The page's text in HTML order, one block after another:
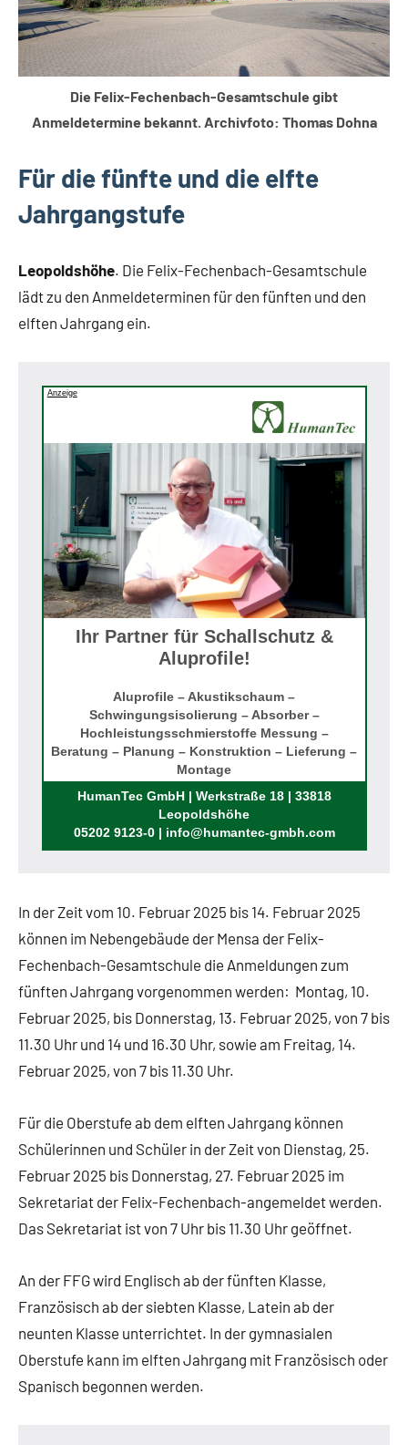
Die Felix-Fechenbach-Gesamtschule gibt
Anmeldetermine bekannt. Archivfoto: Thomas Dohna
Für die fünfte und die elfte
Jahrgangstufe
Leopoldshöhe. Die Felix-Fechenbach-Gesamtschule
lädt zu den Anmeldeterminen für den fünften und den
elften Jahrgang ein.
Anzeige
Ihr Partner für Schallschutz &
Aluprofile!
Aluprofile – Akustikschaum –
Schwingungsisolierung – Absorber –
Hochleistungsschmierstoffe Messung –
Beratung – Planung – Konstruktion – Lieferung –
Montage
Rufen Sie uns an!
HumanTec GmbH | Werkstraße 18 | 33818
Leopoldshöhe
05202 9123-0 | info@humantec-gmbh.com
In der Zeit vom 10. Februar 2025 bis 14. Februar 2025
können im Nebengebäude der Mensa der Felix-
Fechenbach-Gesamtschule die Anmeldungen zum
fünften Jahrgang vorgenommen werden: Montag, 10.
Februar 2025, bis Donnerstag, 13. Februar 2025, von 7 bis
11.30 Uhr und 14 und 16.30 Uhr, sowie am Freitag, 14.
Februar 2025, von 7 bis 11.30 Uhr.
Für die Oberstufe ab dem elften Jahrgang können
Schülerinnen und Schüler in der Zeit von Dienstag, 25.
Februar 2025 bis Donnerstag, 27. Februar 2025 im
Sekretariat der Felix-Fechenbach-angemeldet werden.
Das Sekretariat ist von 7 Uhr bis 11.30 Uhr geöffnet.
An der FFG wird Englisch ab der fünften Klasse,
Französisch ab der siebten Klasse, Latein ab der
neunten Klasse unterrichtet. In der gymnasialen
Oberstufe kann im elften Jahrgang mit Französisch oder
Spanisch begonnen werden.